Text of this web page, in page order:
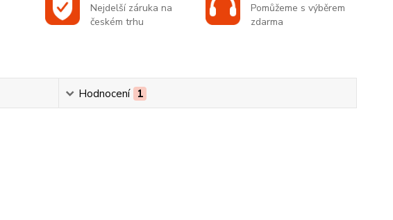
Nejdelší záruka na
českém trhu
Pomůžeme s výběrem
zdarma
Hodnocení 1